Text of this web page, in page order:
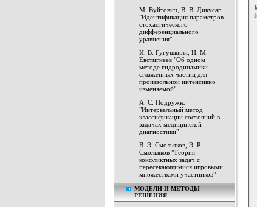
М. Вуйтович, В. В. Дикусар
"Идентификация параметров
стохастического
дифференциального
уравнения"
И. В. Гугушвили, Н. М.
Евстигнеев "Об одном
методе гидродинамики
сглаженных частиц для
произвольной интенсивно
изменяемой"
А. С. Подружко
"Интервальный метод
классификации состояний в
задачах медицинской
диагностики"
В. Э. Смольяков, Э. Р.
Смольяков "Теория
конфликтных задач с
пересекающимися игровыми
множествами участников"
МОДЕЛИ И МЕТОДЫ
РЕШЕНИЯ